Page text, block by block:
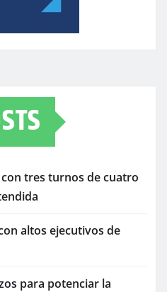
tres turnos de cuatro
altos ejecutivos de
para potenciar la